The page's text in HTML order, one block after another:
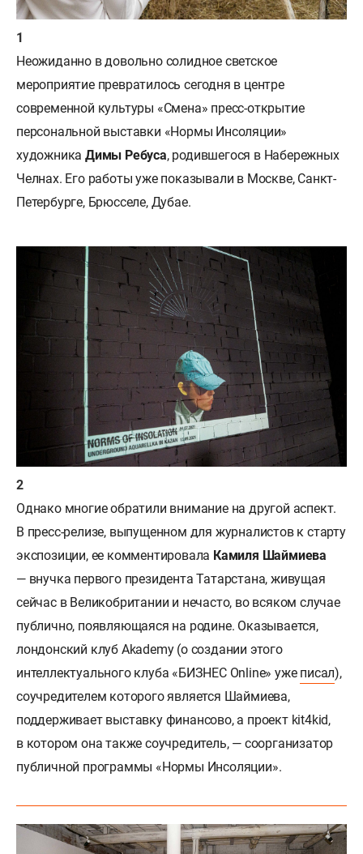
Неожиданно в довольно солидное светское
мероприятие превратилось сегодня в центре
современной культуры «Смена» пресс-открытие
персональной выставки «Нормы Инсоляции»
художникаДимы Ребуса, родившегося в Набережных
Челнах. Его работы уже показывали в Москве, Санкт-
Петербурге, Брюсселе, Дубае.
Однако многие обратили внимание на другой аспект.
В пресс-релизе, выпущенном для журналистов к старту
экспозиции, ее комментировала Камиля Шаймиева
— внучка первого президента Татарстана, живущая
сейчас в Великобритании и нечасто, во всяком случае
публично, появляющаяся на родине. Оказывается,
лондонский клуб Akademy (о создании этого
интеллектуального клуба «БИЗНЕС Online» уже писал),
соучредителем которого является Шаймиева,
поддерживает выставку финансово, а проект kit4kid,
в котором она также соучредитель, — соорганизатор
публичной программы «Нормы Инсоляции».